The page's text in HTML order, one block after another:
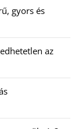
gyors és
az